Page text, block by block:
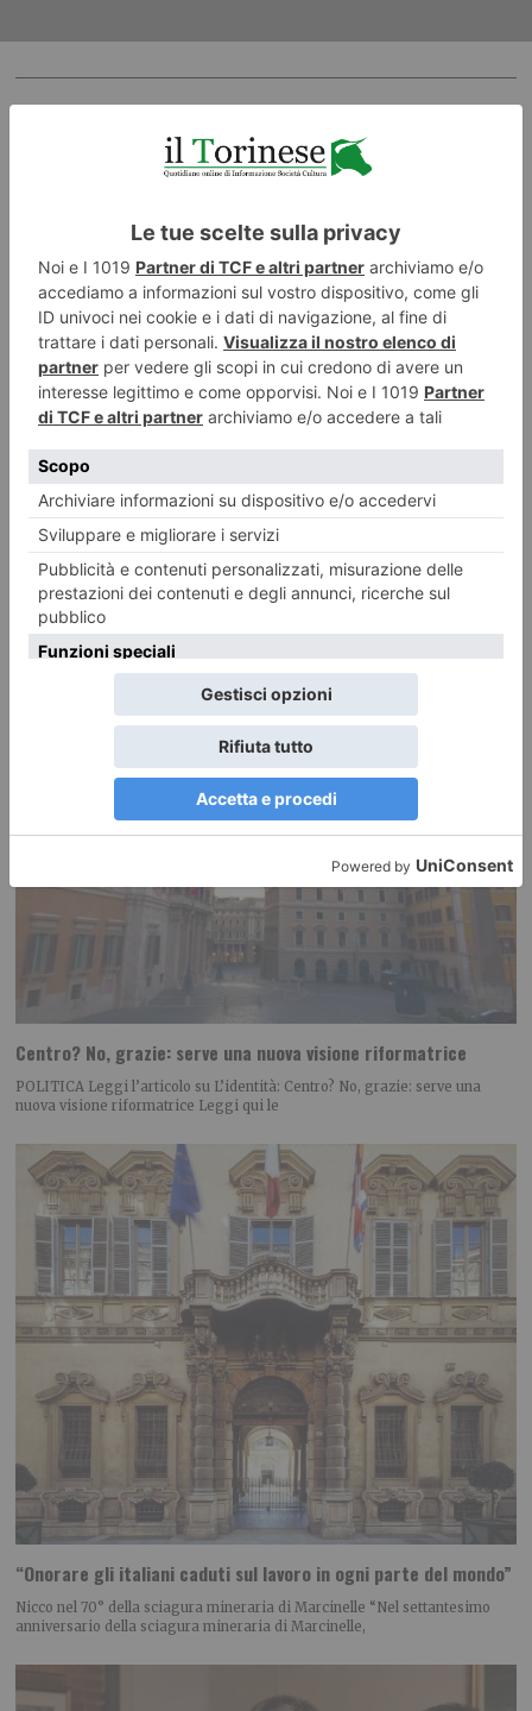
RECENTI:
“Se si capissero le grandi ricadute della TAV, le cose
sarebbero diverse”
Caro Direttore, per oltre un secolo, a partire dalla metà dell’800, il
Piemonte era alla guida
Centro? No, grazie: serve una nuova visione riformatrice
POLITICA Leggi l’articolo su L’identità: Centro? No, grazie: serve una
nuova visione riformatrice Leggi qui le
“Onorare gli italiani caduti sul lavoro in ogni parte del mondo”
Nicco nel 70° della sciagura mineraria di Marcinelle “Nel settantesimo
anniversario della sciagura mineraria di Marcinelle,